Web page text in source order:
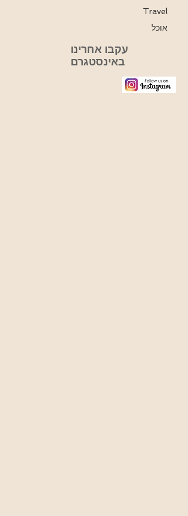
Travel
אוכל
עקבו אחרינו
באינסטגרם